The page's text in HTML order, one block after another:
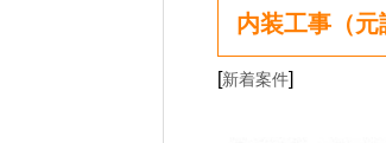
内装工事（
[新着案件]